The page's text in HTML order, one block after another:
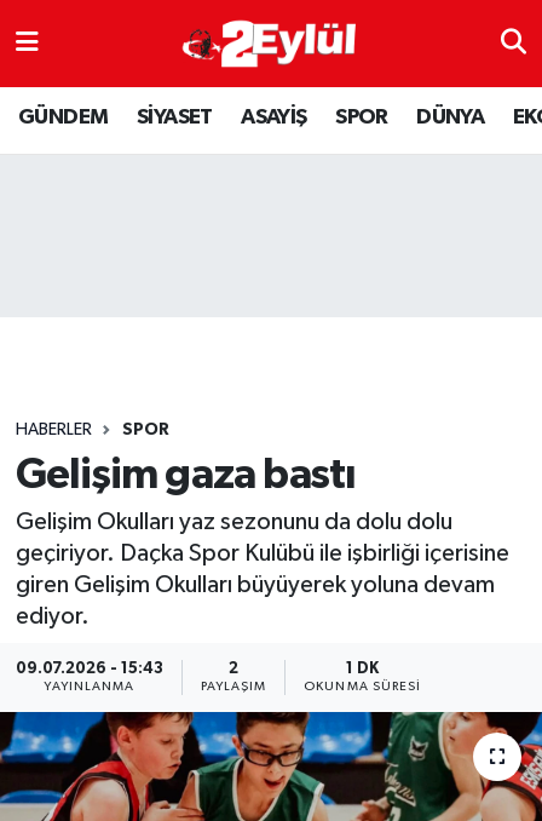
GÜNDEM SİYASET ASAYİŞ SPOR DÜNYA
HABERLER SPOR
Gelişim gaza bastı
Gelişim Okulları yaz sezonunu da dolu dolu
geçiriyor. Daçka Spor Kulübü ile işbirliği içerisine
giren Gelişim Okulları büyüyerek yoluna devam
ediyor.
09.07.2026 - 15:43
YAYINLANMA
2
PAYLAŞIM
1 DK
OKUNMA SÜRESI
ASAYİŞ
DÜNYA
SPOR
YAŞAM
Nöbetçi Eczaneler
Hava Durumu
Son Dakika Haberleri
Haber Arşivi